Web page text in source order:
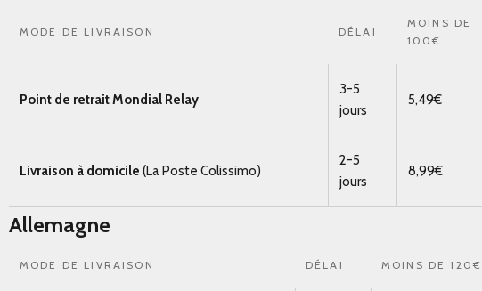
MODE DE LIVRAISON DÉLAI
MOINS DE
100€
Point de retrait Mondial Relay
3-5
jours
5,49€
Livraison à domicile (La Poste Colissimo)
2-5
jours
8,99€
Allemagne
MODE DE LIVRAISON DÉLAI MOINS DE 120€